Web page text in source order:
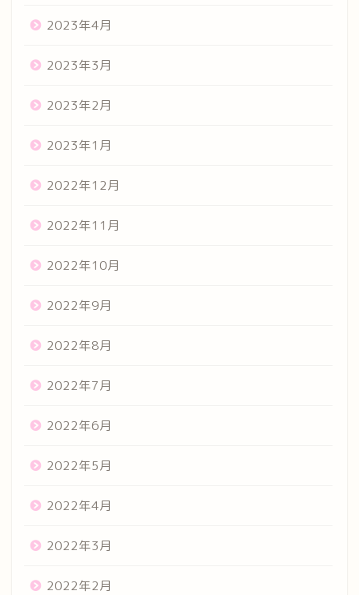
2023年4月
2023年3月
2023年2月
2023年1月
2022年12月
2022年11月
2022年10月
2022年9月
2022年8月
2022年7月
2022年6月
2022年5月
2022年4月
2022年3月
2022年2月